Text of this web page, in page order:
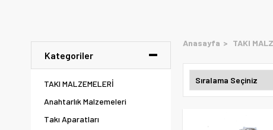
Kategoriler
TAKI MALZEMELERİ
Anahtarlık Malzemeleri
Takı Aparatları
Anasayfa TAKI